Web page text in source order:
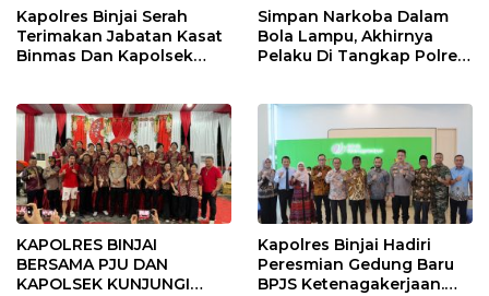
Kapolres Binjai Serah
Terimakan Jabatan Kasat
Binmas Dan Kapolsek
Simpan Narkoba Dalam
Bola Lampu, Akhirnya
Pelaku Di Tangkap Polres
KAPOLRES BINJAI
BERSAMA PJU DAN
KAPOLSEK KUNJUNGI
Kapolres Binjai Hadiri
Peresmian Gedung Baru
BPJS Ketenagakerjaan.